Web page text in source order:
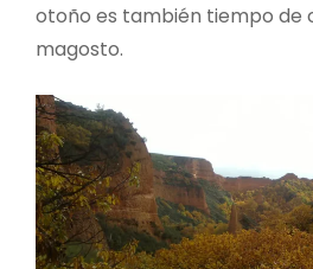
otoño es también tiempo de
magosto.